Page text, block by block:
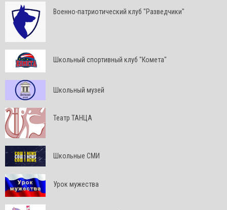
Военно-патриотический клуб "Разведчики"
Школьный спортивный клуб "Комета"
Школьный музей
Театр ТАНЦА
Школьные СМИ
Урок мужества